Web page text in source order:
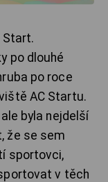
Start.
po dlouhé
po roce
AC Startu.
byla nejdelší
že se sem
sportovci,
v těch